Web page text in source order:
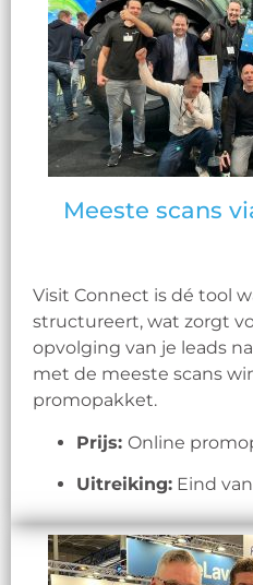
Meeste scans
Visit Connect is dé tool
structureert, wat zorgt
opvolging van je leads
met de meeste scans
promopakket.
Prijs: Online
Uitreiking: Eind